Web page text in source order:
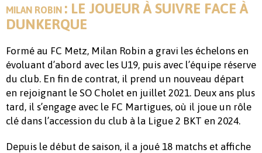
MILAN ROBIN : LE JOUEUR À SUIVRE FACE À
DUNKERQUE
Formé au FC Metz, Milan Robin a gravi les échelons en
évoluant d’abord avec les U19, puis avec l’équipe réserve
du club. En fin de contrat, il prend un nouveau départ
en rejoignant le SO Cholet en juillet 2021. Deux ans plus
tard, il s’engage avec le FC Martigues, où il joue un rôle
clé dans l’accession du club à la Ligue 2 BKT en 2024.
Depuis le début de saison, il a joué 18 matchs et affiche